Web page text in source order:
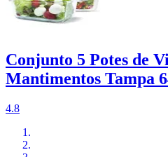
Conjunto 5 Potes de
Mantimentos Tampa
4.8